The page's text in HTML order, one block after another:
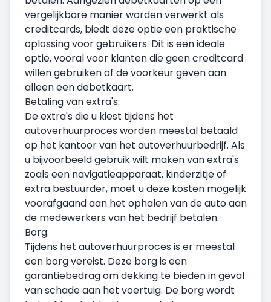
vergelijkbare manier worden verwerkt als
creditcards, biedt deze optie een praktische
oplossing voor gebruikers. Dit is een ideale
optie, vooral voor klanten die geen creditcard
willen gebruiken of de voorkeur geven aan
alleen een debetkaart.
Betaling van extra's:
De extra's die u kiest tijdens het
autoverhuurproces worden meestal betaald
op het kantoor van het autoverhuurbedrijf. Als
u bijvoorbeeld gebruik wilt maken van extra's
zoals een navigatieapparaat, kinderzitje of
extra bestuurder, moet u deze kosten mogelijk
voorafgaand aan het ophalen van de auto aan
de medewerkers van het bedrijf betalen.
Borg:
Tijdens het autoverhuurproces is er meestal
een borg vereist. Deze borg is een
garantiebedrag om dekking te bieden in geval
van schade aan het voertuig. De borg wordt